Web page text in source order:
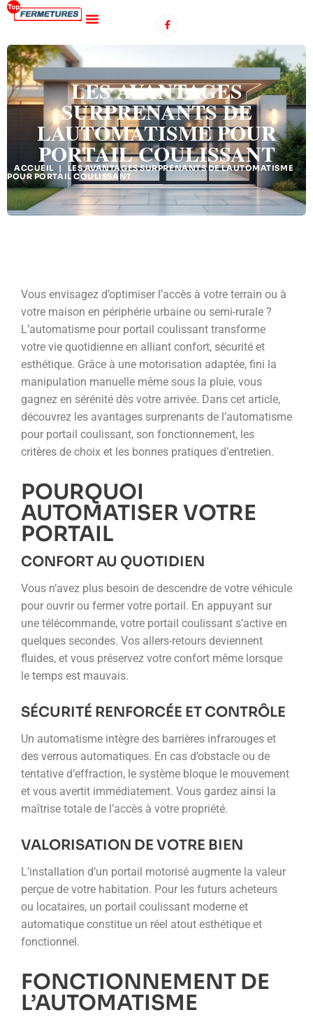
LES AVANTAGES
SURPRENANTS DE
LAUTOMATISME POUR
PORTAIL COULISSANT
ACCUEIL |
LES AVANTAGES SURPRENANTS DE LAUTOMATISME
POUR PORTAIL COULISSANT
Vous envisagez d’optimiser l’accès à votre terrain ou à
votre maison en périphérie urbaine ou semi-rurale ?
L’automatisme pour portail coulissant transforme
votre vie quotidienne en alliant confort, sécurité et
esthétique. Grâce à une motorisation adaptée, fini la
manipulation manuelle même sous la pluie, vous
gagnez en sérénité dès votre arrivée. Dans cet article,
découvrez les avantages surprenants de l’automatisme
pour portail coulissant, son fonctionnement, les
critères de choix et les bonnes pratiques d’entretien.
POURQUOI
AUTOMATISER VOTRE
PORTAIL
CONFORT AU QUOTIDIEN
Vous n’avez plus besoin de descendre de votre véhicule
pour ouvrir ou fermer votre portail. En appuyant sur
une télécommande, votre portail coulissant s’active en
quelques secondes. Vos allers-retours deviennent
fluides, et vous préservez votre confort même lorsque
le temps est mauvais.
SÉCURITÉ RENFORCÉE ET CONTRÔLE
Un automatisme intègre des barrières infrarouges et
des verrous automatiques. En cas d’obstacle ou de
tentative d’effraction, le système bloque le mouvement
et vous avertit immédiatement. Vous gardez ainsi la
maîtrise totale de l’accès à votre propriété.
VALORISATION DE VOTRE BIEN
L’installation d’un portail motorisé augmente la valeur
perçue de votre habitation. Pour les futurs acheteurs
ou locataires, un portail coulissant moderne et
automatique constitue un réel atout esthétique et
fonctionnel.
FONCTIONNEMENT DE
L’AUTOMATISME